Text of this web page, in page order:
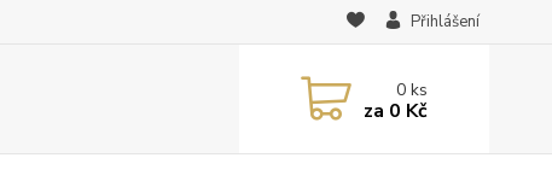
Přihlášení
0ks
za 0 Kč